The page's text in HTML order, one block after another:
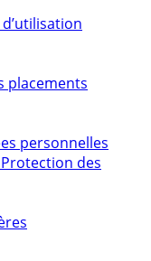
personnelles
des